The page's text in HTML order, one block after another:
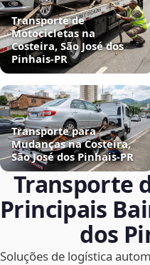
Transporte de
Motocicletas na
Costeira, São José dos
Pinhais‑PR
Transporte para
Mudanças na Costeira,
São José dos Pinhais‑PR
Transporte
Principais
dos
Soluções de logística